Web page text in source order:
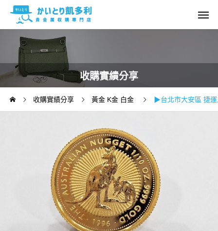
收購實績分享
收購實績分享 黃金 K金 白金 ▶台北市大安區 捷